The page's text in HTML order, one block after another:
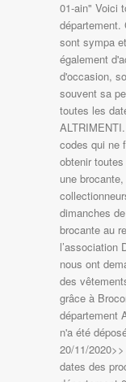
01-ain" Voici
département.
sont sympa
également
d'occasion,
souvent sa
toutes les
codes qui ne
obtenir
une
dimanches
brocante au
l’association
nous ont
des
grâce à
département
n'a été
20/11/
dates des